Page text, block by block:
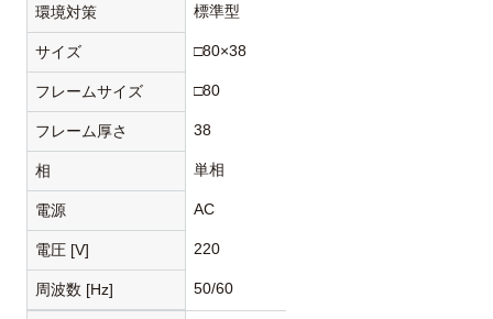
環境対策 標準型
サイズ □80×38
フレームサイズ □80
フレーム厚さ 38
相 単相
電源 AC
電圧 [V] 220
周波数 [Hz] 50/60